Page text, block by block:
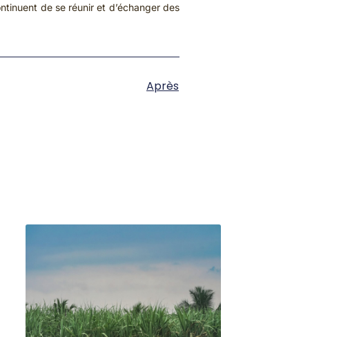
de se réunir et d’échanger des
Après